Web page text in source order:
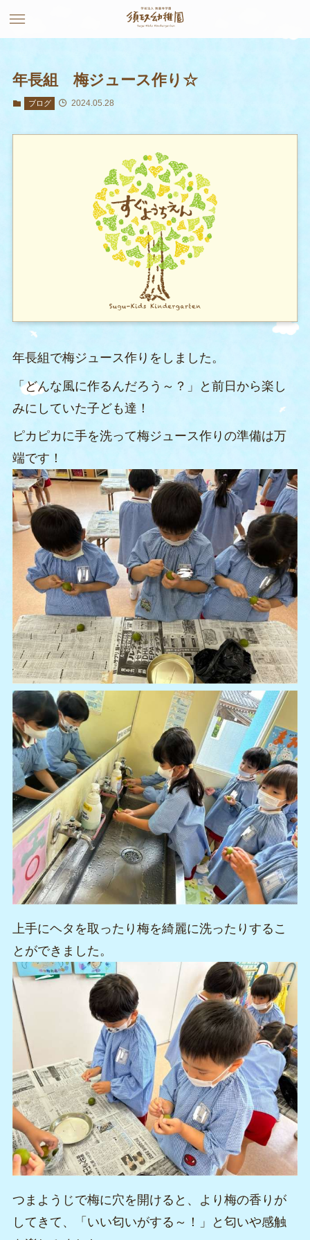
年長組 梅ジュース作り☆
ブログ 2024.05.28
年長組で梅ジュース作りをしました。
「どんな風に作るんだろう～？」と前日から楽し
みにしていた子ども達！
ピカピカに手を洗って梅ジュース作りの準備は万
端です！
上手にヘタを取ったり梅を綺麗に洗ったりするこ
とができました。
つまようじで梅に穴を開けると、より梅の香りが
してきて、「いい匂いがする～！」と匂いや感触